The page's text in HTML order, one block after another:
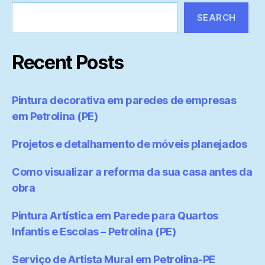
SEARCH
Recent Posts
Pintura decorativa em paredes de empresas
em Petrolina (PE)
Projetos e detalhamento de móveis planejados
Como visualizar a reforma da sua casa antes da
obra
Pintura Artística em Parede para Quartos
Infantis e Escolas – Petrolina (PE)
Serviço de Artista Mural em Petrolina-PE